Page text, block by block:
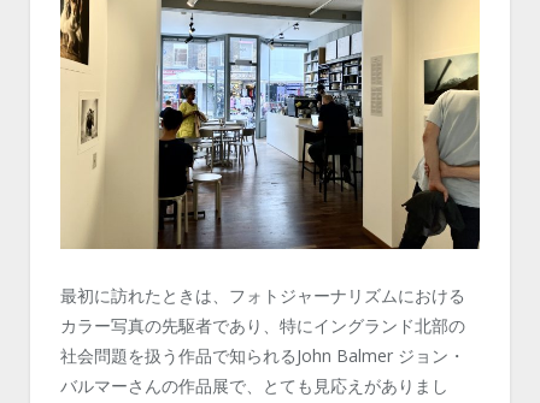
最初に訪れたときは、フォトジャーナリズムにおける
カラー写真の先駆者であり、特にイングランド北部の
社会問題を扱う作品で知られるJohn Balmer ジョン・
バルマーさんの作品展で、とても見応えがありまし